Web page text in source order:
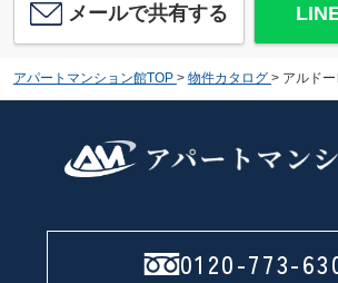
メールで共有する
アパートマンション館TOP > 物件カタログ > アルドー
0120-773-